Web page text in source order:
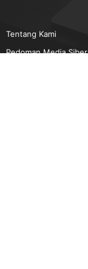
Tentang Kami
Pedoman Media Siber